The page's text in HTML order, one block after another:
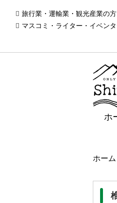
旅行業・運輸業・観光産業の方
マスコミ・ライター・イベン
ホ
ホーム